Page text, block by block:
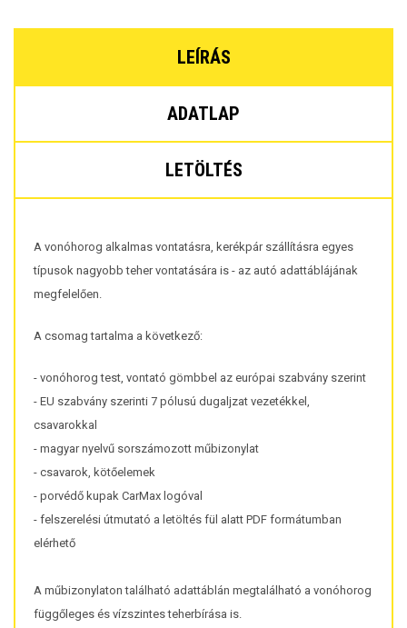
LEÍRÁS
ADATLAP
LETÖLTÉS
A vonóhorog alkalmas vontatásra, kerékpár szállításra egyes
típusok nagyobb teher vontatására is - az autó adattáblájának
megfelelően.
A csomag tartalma a következő:
- vonóhorog test, vontató gömbbel az európai szabvány szerint
- EU szabvány szerinti 7 pólusú dugaljzat vezetékkel,
csavarokkal
- magyar nyelvű sorszámozott műbizonylat
- csavarok, kötőelemek
- porvédő kupak CarMax logóval
- felszerelési útmutató a letöltés fül alatt PDF formátumban
elérhető
A műbizonylaton található adattáblán megtalálható a vonóhorog
függőleges és vízszintes teherbírása is.